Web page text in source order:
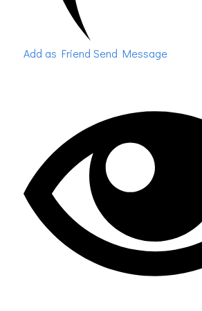
Add as Friend Send Message